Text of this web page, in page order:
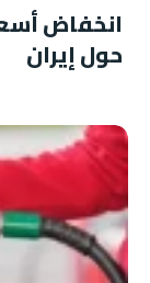
انخفاض
حول إيران